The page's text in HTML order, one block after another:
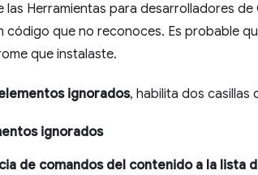
las Herramientas para desarrolladores de
código que no reconoces. Es probable
que instalaste.
ignorados, habilita dos casillas
ignorados
de comandos del contenido a la lista